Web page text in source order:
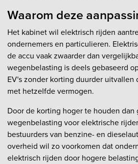
Waarom deze
Het kabinet wil elektrisch rijden
ondernemers en particulieren.
de accu vaak zwaarder dan
wegenbelasting is deels gebaseerd
EV's zonder korting duurder uitvallen
met hetzelfde vermogen.
Door de korting hoger te houden
wegenbelasting voor elektrische
bestuurders van benzine- en
overheid wil zo voorkomen dat
elektrisch rijden door hogere